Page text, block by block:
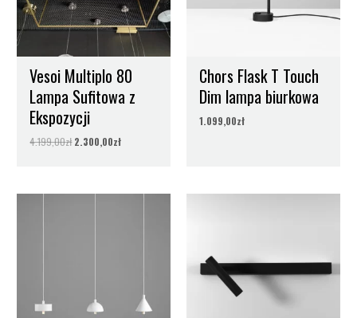
Vesoi Multiplo 80
Lampa Sufitowa z
Ekspozycji
4.199,00zł2.300,00zł
Chors Flask T Touch
Dim lampa biurkowa
1.099,00zł